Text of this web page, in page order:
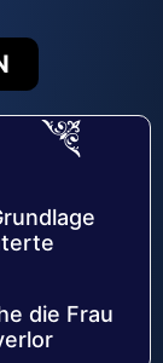
die Frau